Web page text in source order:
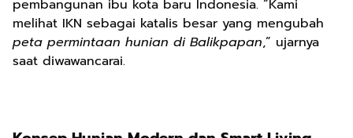
pembangunan ibu kota baru Indonesia. “Kami
melihat IKN sebagai katalis besar yang mengubah
peta permintaan hunian di Balikpapan,” ujarnya
saat diwawancarai.